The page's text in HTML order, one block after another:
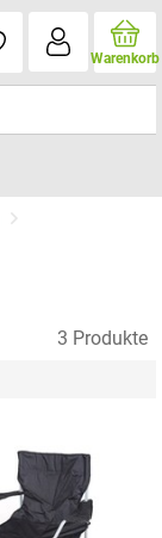
Warenkorb
3 Produkte